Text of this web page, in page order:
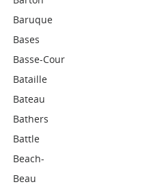
Baruque
Bases
Basse-Cour
Bataille
Bateau
Bathers
Battle
Beach-
Beau